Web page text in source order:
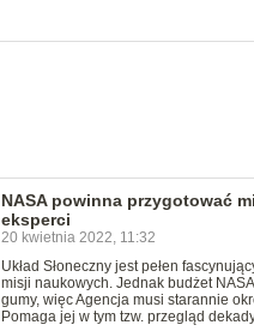
NASA powinna przygotować
eksperci
20 kwietnia 2022, 11:32
Układ Słoneczny jest pełen
misji naukowych. Jednak budżet
gumy, więc Agencja musi starannie
Pomaga jej w tym tzw. przegląd